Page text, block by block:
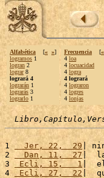
Alfabética [« »]
logramos 1
logran 2
lograr8
logrará 4
lograrán 1
lograrás 3
lograrlo 1
Frecuencia [«
4 loa
4 locuacidad
4 logra
4 logrará
4 lograron
4 logres
4 lonjas
1
  Jer, 22,  29
|
2
  Dan, 11,  27
|
3
Ecli, 15,   1|  el
4 Ecli, 27,  22 |